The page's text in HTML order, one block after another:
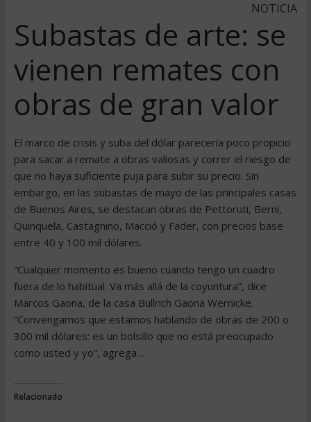
NOTICIA
Subastas de arte: se
vienen remates con
obras de gran valor
El marco de crisis y suba del dólar parecería poco propicio
para sacar a remate a obras valiosas y correr el riesgo de
que no haya suficiente puja para subir su precio. Sin
embargo, en las subastas de mayo de las principales casas
de Buenos Aires, se destacan obras de Pettoruti, Berni,
Quinquela, Castagnino, Macció y Fader, con precios base
entre 40 y 100 mil dólares.
“Cualquier momento es bueno cuando tengo un cuadro
fuera de lo habitual. Va más allá de la coyuntura”, dice
Marcos Gaona, de la casa Bullrich Gaona Wernicke.
“Convengamos que estamos hablando de obras de 200 o
300 mil dólares: es un bolsillo que no está preocupado
como usted y yo”, agrega…
Relacionado